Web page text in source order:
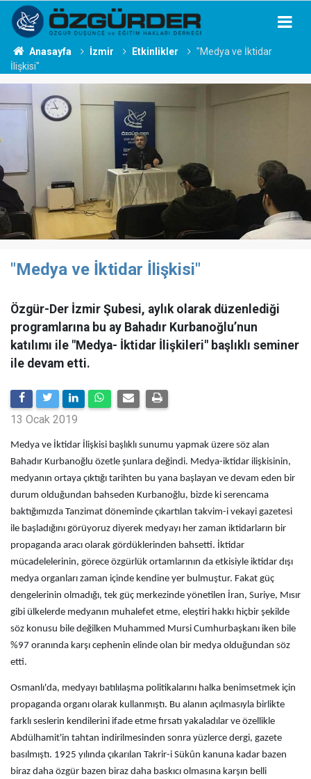
Anasayfa İzmir Etkinlikler
"Medya ve İktidar
İlişkisi"
"Medya ve İktidar İlişkisi"
Özgür-Der İzmir Şubesi, aylık olarak düzenlediği
programlarına bu ay Bahadır Kurbanoğlu’nun
katılımı ile "Medya- İktidar İlişkileri" başlıklı seminer
ile devam etti.
13 Ocak 2019
Medya ve İktidar İlişkisi başlıklı sunumu yapmak üzere söz alan
Bahadır Kurbanoğlu özetle şunlara değindi. Medya-iktidar ilişkisinin,
medyanın ortaya çıktığı tarihten bu yana başlayan ve devam eden bir
durum olduğundan bahseden Kurbanoğlu, bizde ki serencama
baktığımızda Tanzimat döneminde çıkartılan takvim-i vekayi gazetesi
ile başladığını görüyoruz diyerek medyayı her zaman iktidarların bir
propaganda aracı olarak gördüklerinden bahsetti. İktidar
mücadelelerinin, görece özgürlük ortamlarının da etkisiyle iktidar dışı
medya organları zaman içinde kendine yer bulmuştur. Fakat güç
dengelerinin olmadığı, tek güç merkezinde yönetilen İran, Suriye, Mısır
gibi ülkelerde medyanın muhalefet etme, eleştiri hakkı hiçbir şekilde
söz konusu bile değilken Muhammed Mursi Cumhurbaşkanı iken bile
%97 oranında karşı cephenin elinde olan bir medya olduğundan söz
etti.
Osmanlı'da, medyayı batılılaşma politikalarını halka benimsetmek için
propaganda organı olarak kullanmıştı. Bu alanın açılmasıyla birlikte
farklı seslerin kendilerini ifade etme fırsatı yakaladılar ve özellikle
Abdülhamit'in tahtan indirilmesinden sonra yüzlerce dergi, gazete
basılmıştı. 1925 yılında çıkarılan Takrir-i Sükûn kanuna kadar bazen
biraz daha özgür bazen biraz daha baskıcı olmasına karşın belli